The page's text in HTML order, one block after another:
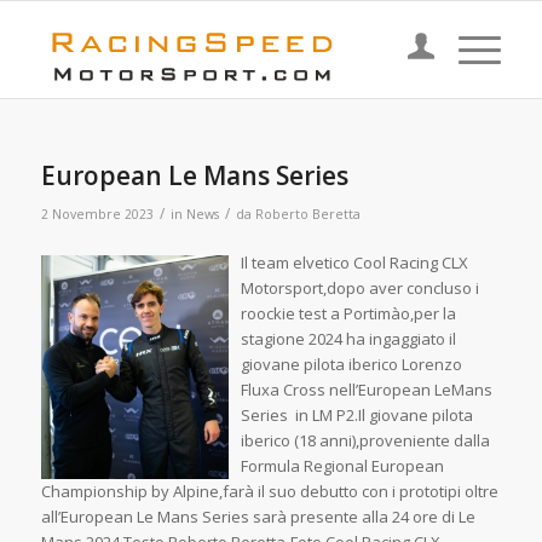
European Le Mans Series
2 Novembre 2023 / in News / da Roberto Beretta
Il team elvetico Cool Racing CLX
Motorsport,dopo aver concluso i
roockie test a Portimào,per la
stagione 2024 ha ingaggiato il
giovane pilota iberico Lorenzo
Fluxa Cross nell’European LeMans
Series in LM P2.Il giovane pilota
iberico (18 anni),proveniente dalla
Formula Regional European
Championship by Alpine,farà il suo debutto con i prototipi oltre
all’European Le Mans Series sarà presente alla 24 ore di Le